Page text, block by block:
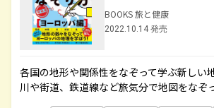
BOOKS 旅と健康
2022.10.14 発売
各国の地形や関係性をなぞって学ぶ新しい
川や街道、鉄道線など旅気分で地図をなぞ